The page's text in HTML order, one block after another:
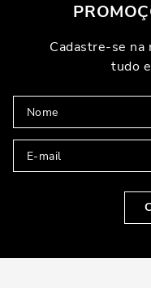
Cadastre-se na
tudo